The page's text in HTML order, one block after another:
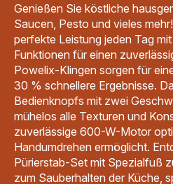
Genießen Sie köstliche
Saucen, Pesto und vieles
perfekte Leistung jeden Tag
Funktionen für einen
Powelix-Klingen sorgen für
30 % schnellere Ergebnisse.
Bedienknopfs mit zwei
mühelos alle Texturen und
zuverlässige 600-W-Motor
Handumdrehen ermöglicht.
Pürierstab-Set mit Spezialfuß
zum Sauberhalten der Küche,